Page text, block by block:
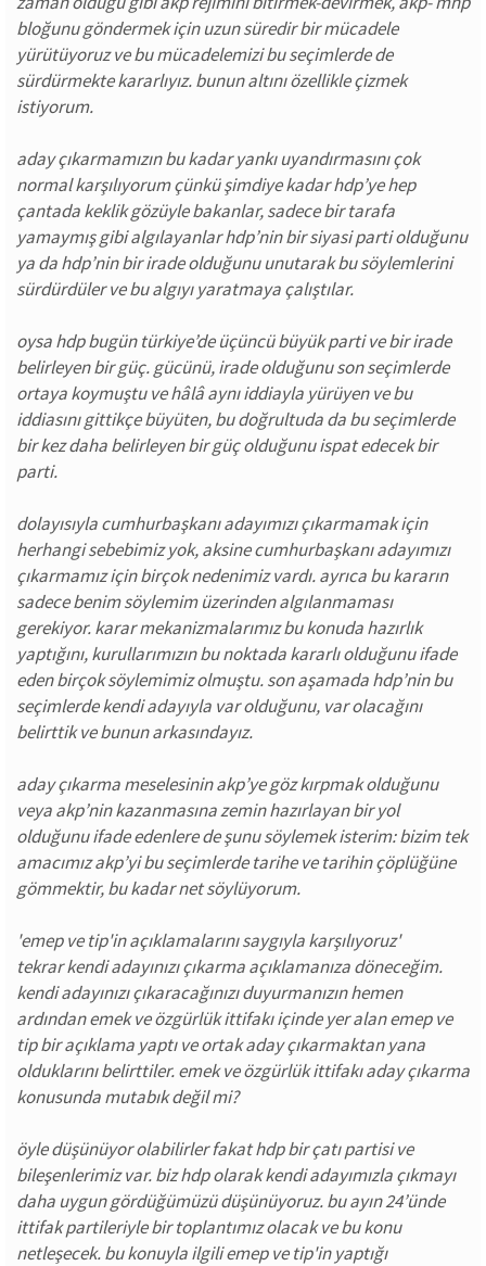
bloğunu göndermek için uzun süredir bir mücadele
yürütüyoruz ve bu mücadelemizi bu seçimlerde de
sürdürmekte kararlıyız. bunun altını özellikle çizmek
istiyorum.
aday çıkarmamızın bu kadar yankı uyandırmasını çok
normal karşılıyorum çünkü şimdiye kadar hdp’ye hep
çantada keklik gözüyle bakanlar, sadece bir tarafa
yamaymış gibi algılayanlar hdp’nin bir siyasi parti olduğunu
ya da hdp’nin bir irade olduğunu unutarak bu söylemlerini
sürdürdüler ve bu algıyı yaratmaya çalıştılar.
oysa hdp bugün türkiye’de üçüncü büyük parti ve bir irade
belirleyen bir güç. gücünü, irade olduğunu son seçimlerde
ortaya koymuştu ve hâlâ aynı iddiayla yürüyen ve bu
iddiasını gittikçe büyüten, bu doğrultuda da bu seçimlerde
bir kez daha belirleyen bir güç olduğunu ispat edecek bir
parti.
dolayısıyla cumhurbaşkanı adayımızı çıkarmamak için
herhangi sebebimiz yok, aksine cumhurbaşkanı adayımızı
çıkarmamız için birçok nedenimiz vardı. ayrıca bu kararın
sadece benim söylemim üzerinden algılanmaması
gerekiyor. karar mekanizmalarımız bu konuda hazırlık
yaptığını, kurullarımızın bu noktada kararlı olduğunu ifade
eden birçok söylemimiz olmuştu. son aşamada hdp’nin bu
seçimlerde kendi adayıyla var olduğunu, var olacağını
belirttik ve bunun arkasındayız.
aday çıkarma meselesinin akp’ye göz kırpmak olduğunu
veya akp’nin kazanmasına zemin hazırlayan bir yol
olduğunu ifade edenlere de şunu söylemek isterim: bizim tek
amacımız akp’yi bu seçimlerde tarihe ve tarihin çöplüğüne
gömmektir, bu kadar net söylüyorum.
'emep ve tip'in açıklamalarını saygıyla karşılıyoruz'
tekrar kendi adayınızı çıkarma açıklamanıza döneceğim.
kendi adayınızı çıkaracağınızı duyurmanızın hemen
ardından emek ve özgürlük ittifakı içinde yer alan emep ve
tip bir açıklama yaptı ve ortak aday çıkarmaktan yana
olduklarını belirttiler. emek ve özgürlük ittifakı aday çıkarma
konusunda mutabık değil mi?
öyle düşünüyor olabilirler fakat hdp bir çatı partisi ve
bileşenlerimiz var. biz hdp olarak kendi adayımızla çıkmayı
daha uygun gördüğümüzü düşünüyoruz. bu ayın 24’ünde
ittifak partileriyle bir toplantımız olacak ve bu konu
netleşecek. bu konuyla ilgili emep ve tip'in yaptığı